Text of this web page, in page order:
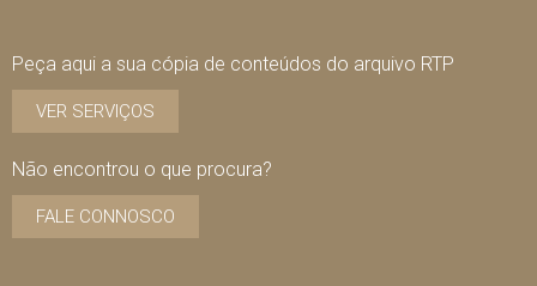
Peça aqui a sua cópia de conteúdos do arquivo RTP
VER SERVIÇOS
Não encontrou o que procura?
FALE CONNOSCO